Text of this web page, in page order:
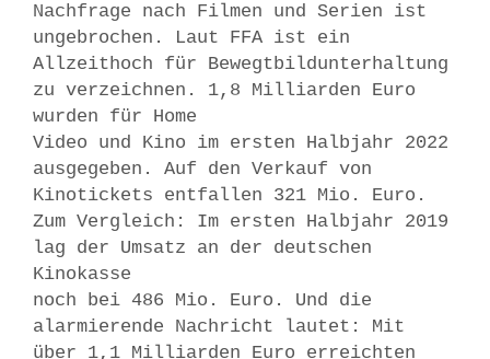
Nachfrage nach Filmen und Serien ist
ungebrochen. Laut FFA ist ein
Allzeithoch für Bewegtbildunterhaltung
zu verzeichnen. 1,8 Milliarden Euro
wurden für Home
Video und Kino im ersten Halbjahr 2022
ausgegeben. Auf den Verkauf von
Kinotickets entfallen 321 Mio. Euro.
Zum Vergleich: Im ersten Halbjahr 2019
lag der Umsatz an der deutschen
Kinokasse
noch bei 486 Mio. Euro. Und die
alarmierende Nachricht lautet: Mit
über 1,1 Milliarden Euro erreichten